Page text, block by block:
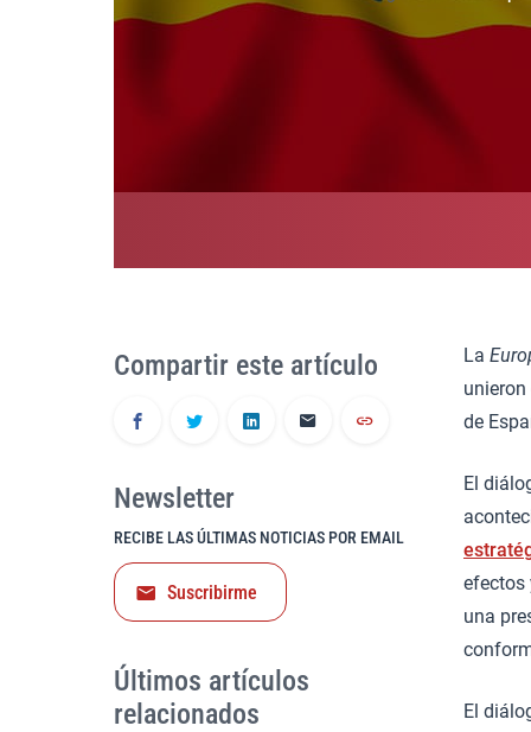
La
de
El
efectos
una
El
Compartir este artículo
Newsletter
RECIBE LAS ÚLTIMAS NOTICIAS POR EMAIL
Suscribirme
Últimos artículos
relacionados